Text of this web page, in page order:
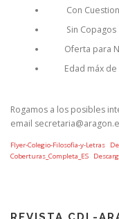
Con
Sin Copagos
Oferta para
Edad máx de
Rogamos a los posibles
email
Flyer-Colegio-Filosofia-y-Letras
Coberturas_Completa_ES